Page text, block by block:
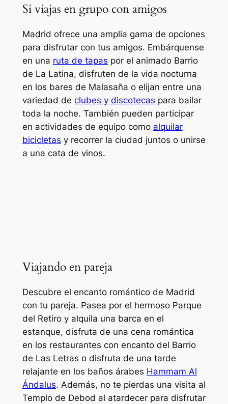
Si viajas en grupo con amigos
Madrid ofrece una amplia gama de opciones
para disfrutar con tus amigos. Embárquense
en una ruta de tapas por el animado Barrio
de La Latina, disfruten de la vida nocturna
en los bares de Malasaña o elijan entre una
variedad de clubes y discotecas para bailar
toda la noche. También pueden participar
en actividades de equipo como alquilar
bicicletas y recorrer la ciudad juntos o unirse
a una cata de vinos.
Viajando en pareja
Descubre el encanto romántico de Madrid
con tu pareja. Pasea por el hermoso Parque
del Retiro y alquila una barca en el
estanque, disfruta de una cena romántica
en los restaurantes con encanto del Barrio
de Las Letras o disfruta de una tarde
relajante en los baños árabes Hammam Al
Ándalus. Además, no te pierdas una visita al
Templo de Debod al atardecer para disfrutar